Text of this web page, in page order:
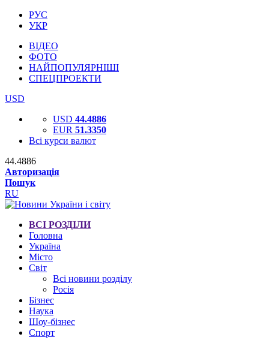
РУС
УКР
ВІДЕО
ФОТО
НАЙПОПУЛЯРНІШІ
СПЕЦПРОЕКТИ
USD
USD 44.4886
EUR 51.3350
Всі курси валют
44.4886
Авторизація
Пошук
RU
ВСІ РОЗДІЛИ
Головна
Україна
Місто
Світ
Всі новини розділу
Росія
Бізнес
Наука
Шоу-бізнес
Спорт